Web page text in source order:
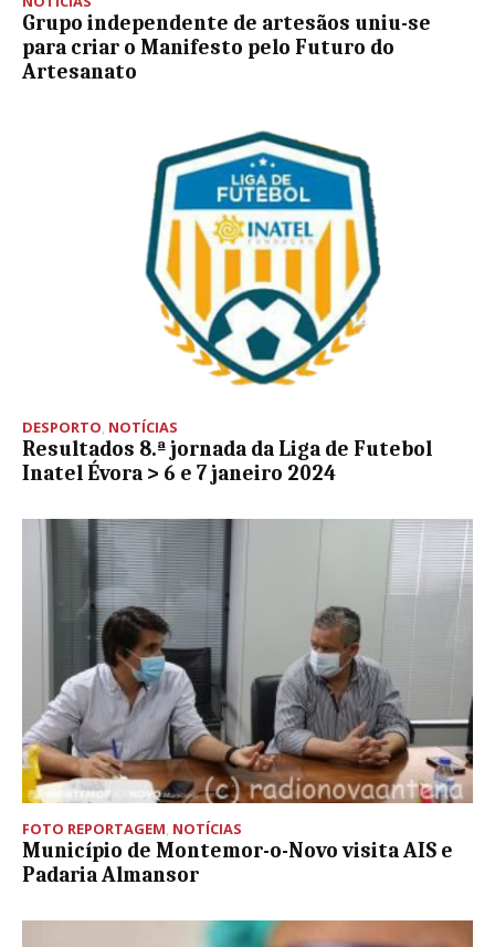
Grupo independente de artesãos uniu-se
para criar o Manifesto pelo Futuro do
Artesanato
DESPORTO, NOTÍCIAS
Resultados 8.ª jornada da Liga de Futebol
Inatel Évora > 6 e 7 janeiro 2024
FOTO REPORTAGEM, NOTÍCIAS
Município de Montemor-o-Novo visita AIS e
Padaria Almansor